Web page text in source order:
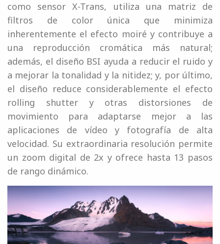
como sensor X-Trans, utiliza una matriz de
filtros de color única que minimiza
inherentemente el efecto moiré y contribuye a
una reproducción cromática más natural;
además, el diseño BSI ayuda a reducir el ruido y
a mejorar la tonalidad y la nitidez; y, por último,
el diseño reduce considerablemente el efecto
rolling shutter y otras distorsiones de
movimiento para adaptarse mejor a las
aplicaciones de vídeo y fotografía de alta
velocidad. Su extraordinaria resolución permite
un zoom digital de 2x y ofrece hasta 13 pasos
de rango dinámico.